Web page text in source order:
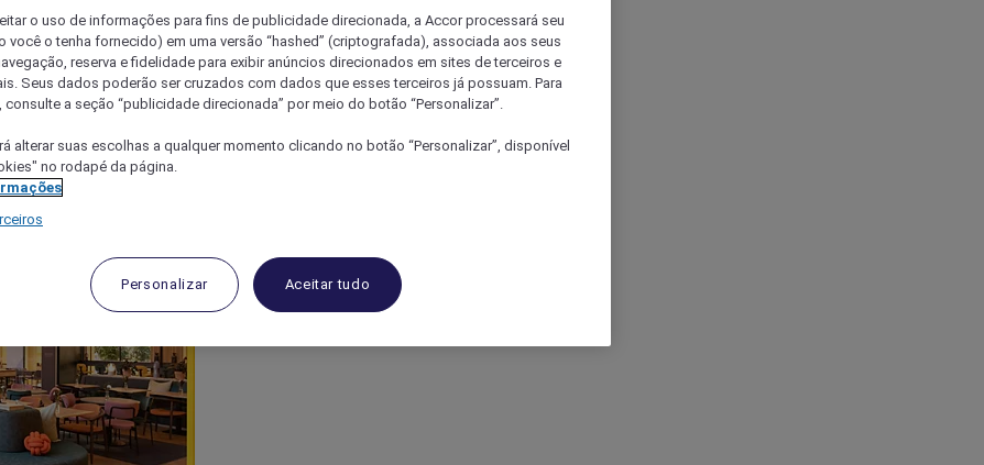
o uso de informações para fins de publicidade direcionada, a Accor processará seu
você o tenha fornecido) em uma versão “hashed” (criptografada), associada aos seus
reserva e fidelidade para exibir anúncios direcionados em sites de terceiros e
Seus dados poderão ser cruzados com dados que esses terceiros já possuam. Para
consulte a seção “publicidade direcionada” por meio do botão “Personalizar”.
alterar suas escolhas a qualquer momento clicando no botão “Personalizar”, disponível
no rodapé da página.
Personalizar Aceitar tudo